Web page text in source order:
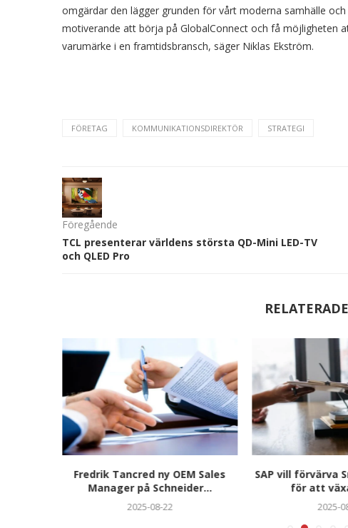
omgärdar den lägger grunden för vårt moderna samhälle
motiverande att börja på GlobalConnect och få möjligheten
varumärke i en framtidsbransch, säger Niklas Ekström.
FÖRETAG KOMMUNIKATIONSDIREKTÖR STRATEGI
Föregående
TCL presenterar världens största QD-Mini LED-TV
och QLED Pro
Fredrik Tancred ny OEM Sales
Manager på Schneider...
2025-08-22
SAP vill förvärva
för att
2025-